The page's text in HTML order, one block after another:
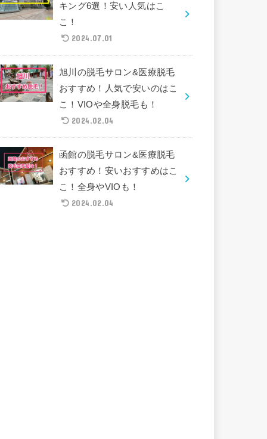
キング6選！安い人気はこ
こ！
2024.07.01
旭川の脱毛サロン&医療脱毛
おすすめ！人気で安いのはこ
こ！VIOや全身脱毛も！
2024.02.04
函館の脱毛サロン&医療脱毛
おすすめ！安いおすすめはこ
こ！全身やVIOも！
2024.02.04